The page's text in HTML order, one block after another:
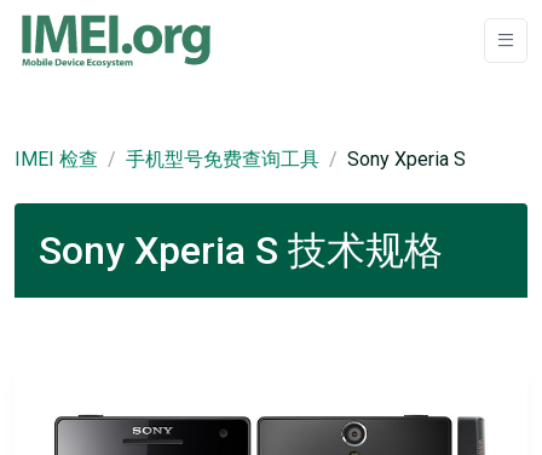
IMEI 检查 手机型号免费查询工具 Sony Xperia S
Sony Xperia S 技术规格